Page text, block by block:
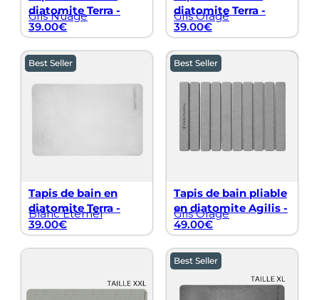
diatomite Terra -
Gris Nuage
39.00€
diatomite Terra -
Gris Orage
39.00€
Best Seller
Tapis de bain en
diatomite Terra -
Blanc Éternel
39.00€
Best Seller
Tapis de bain pliable
en diatomite Agilis -
Gris Orage
49.00€
Best Seller